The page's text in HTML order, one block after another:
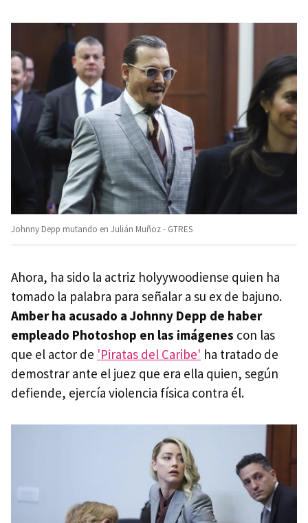
Johnny Depp mutando en Julián Muñoz - GTRES
Ahora, ha sido la actriz holyywoodiense quien ha
tomado la palabra para señalar a su ex de bajuno.
Amber ha acusado a Johnny Depp de haber
empleado Photoshop en las imágenes con las
que el actor de 'Piratas del Caribe' ha tratado de
demostrar ante el juez que era ella quien, según
defiende, ejercía violencia física contra él.